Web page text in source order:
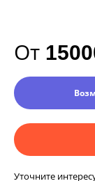
От
Уточните